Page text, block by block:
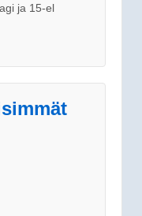
ja 15-el